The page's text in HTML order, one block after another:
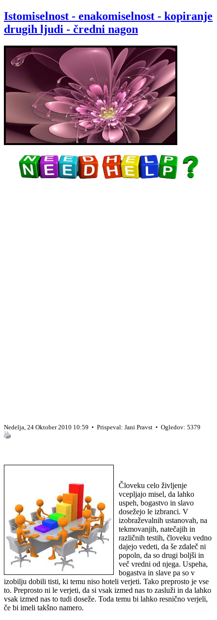
Istomiselnost - enakomiselnost - kopiranje
drugih ljudi - čredni nagon
Nedelja, 24 Oktober 2010 10:59 • Prispeval: Jani Pravst • Ogledov: 5379
Človeku celo življenje
vcepljajo misel, da lahko
uspeh, bogastvo in slavo
dosežejo le izbranci. V
izobraževalnih ustanovah, na
tekmovanjih, natečajih in
različnih testih, človeku vedno
dajejo vedeti, da še zdaleč ni
popoln, da so drugi boljši in
več vredni od njega. Uspeha,
bogastva in slave pa so v
izobilju dobili tisti, ki temu niso hoteli verjeti. Tako preprosto je vse
to. Preprosto ni le verjeti, da si vsak izmed nas to zasluži in da lahko
vsak izmed nas to tudi doseže. Toda temu bi lahko resnično verjeli,
če bi imeli takšno namero.